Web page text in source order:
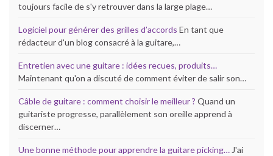
toujours facile de s'y retrouver dans la large plage…
Logiciel pour générer des grilles d’accords En tant que
rédacteur d'un blog consacré à la guitare,…
Entretien avec une guitare : idées recues, produits…
Maintenant qu'on a discuté de comment éviter de salir son…
Câble de guitare : comment choisir le meilleur ? Quand un
guitariste progresse, parallèlement son oreille apprend à
discerner…
Une bonne méthode pour apprendre la guitare picking… J'ai